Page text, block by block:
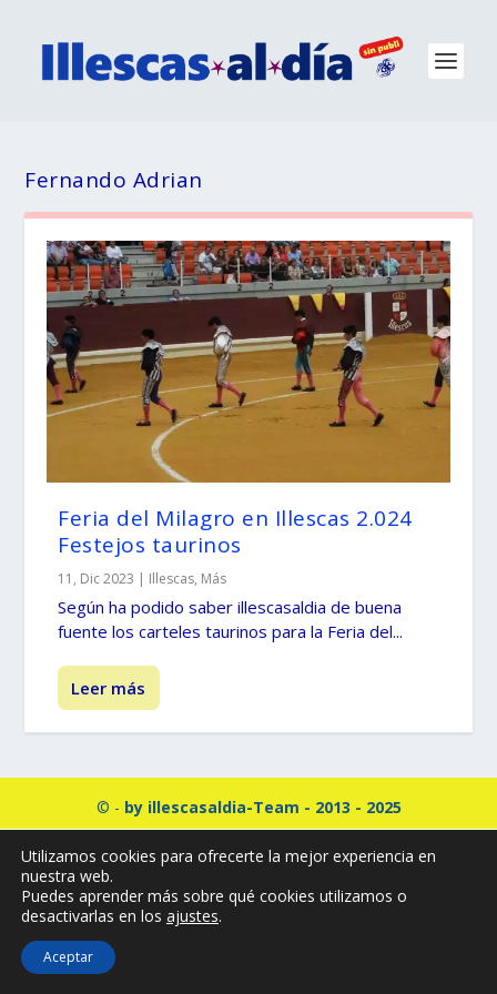
Fernando Adrian
Feria del Milagro en Illescas 2.024
Festejos taurinos
11, Dic 2023 | Illescas, Más
Según ha podido saber illescasaldia de buena
fuente los carteles taurinos para la Feria del...
Leer más
© - by illescasaldia-Team - 2013 - 2025
Más información sobre las cookies
Utilizamos cookies para ofrecerte la mejor experiencia en
nuestra web.
Puedes aprender más sobre qué cookies utilizamos o
desactivarlas en los ajustes.
Aceptar